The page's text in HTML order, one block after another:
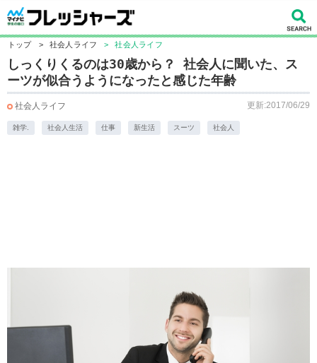
トップ > 社会人ライフ > 社会人ライフ
しっくりくるのは30歳から？ 社会人に聞いた、ス
ーツが似合うようになったと感じた年齢
社会人ライフ 更新:2017/06/29
雑学. 社会人生活 仕事 新生活 スーツ 社会人